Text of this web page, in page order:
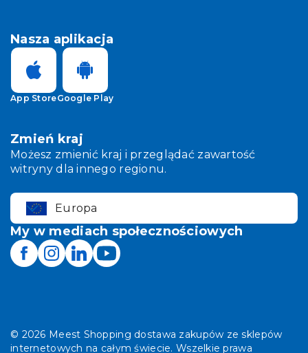
Nasza aplikacja
App StoreGoogle Play
Zmień kraj
Możesz zmienić kraj i przeglądać zawartość
witryny dla innego regionu.
Europa
My w mediach społecznościowych
© 2026 Meest Shopping dostawa zakupów ze sklepów
internetowych na całym świecie. Wszelkie prawa